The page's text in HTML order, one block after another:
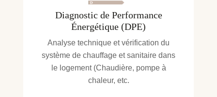
Diagnostic de Performance
Énergétique (DPE)
Analyse technique et vérification du
système de chauffage et sanitaire dans
le logement (Chaudière, pompe à
chaleur, etc.